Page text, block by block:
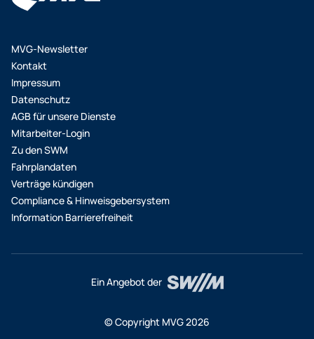
MVG-Newsletter
Kontakt
Impressum
Datenschutz
AGB für unsere Dienste
Mitarbeiter-Login
Zu den SWM
Fahrplandaten
Verträge kündigen
Compliance & Hinweisgebersystem
Information Barrierefreiheit
© Copyright MVG 2026
Ein Angebot der